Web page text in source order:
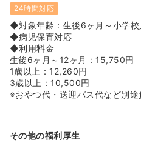
24時間対応
◆対象年齢：生後6ヶ月～小学校
◆病児保育対応
◆利用料金
生後6ヶ月～12ヶ月：15,750円
1歳以上：12,260円
3歳以上：10,500円
※おやつ代・送迎バス代など別途
その他の福利厚生